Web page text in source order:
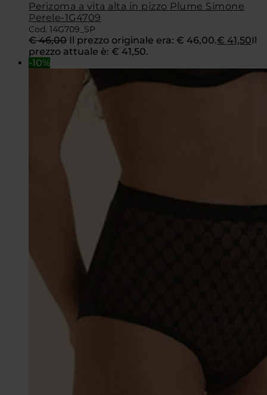
Perizoma a vita alta in pizzo Plume Simone
Perele-1G4709
Cod. 14G709_SP
€46,00 Il prezzo originale era: € 46,00.€ 41,50Il
prezzo attuale è: € 41,50.
-10%